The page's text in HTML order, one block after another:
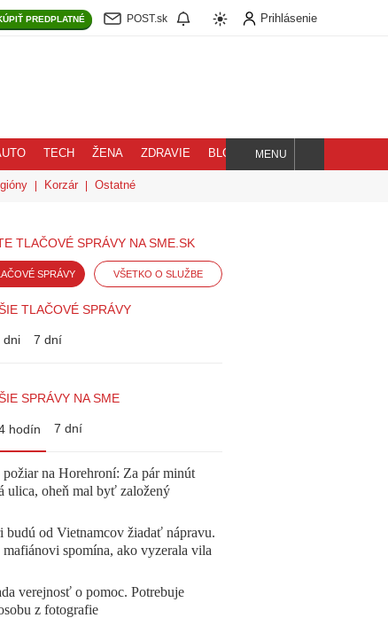
PREDPLATNÉ POST.sk Prihlásenie
TECH ŽENA ZDRAVIE BLOG
Hľadaj
MENU
Korzár Ostatné
TLAČOVÉ SPRÁVY NA SME.SK
SPRÁVY VŠETKO O SLUŽBE
TLAČOVÉ SPRÁVY
dni 7 dní
SPRÁVY NA SME
hodín 7 dní
na Horehroní: Za pár minút
ulica, oheň mal byť založený
budú od Vietnamcov žiadať nápravu.
spomína, ako vyzerala vila
verejnosť o pomoc. Potrebuje
z fotografie